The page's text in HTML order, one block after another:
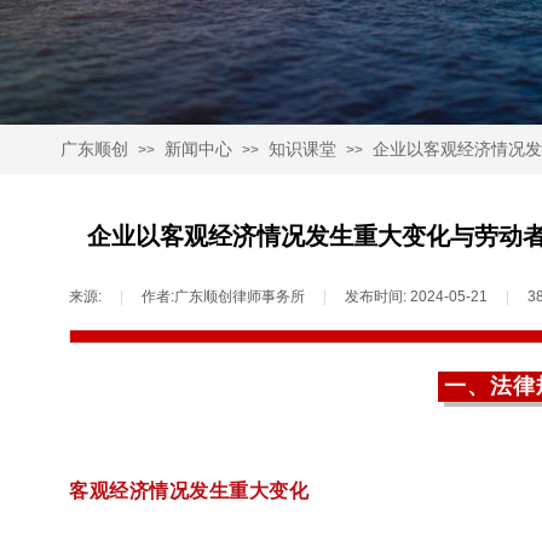
广东顺创 >> 新闻中心 >> 知识课堂 >> 企业以客观经济情况
企业以客观经济情况发生重大变化与劳动
来源: 作者:广东顺创律师事务所 发布时间: 2024-05-21
一、法律
客观经济情况发生重大变化